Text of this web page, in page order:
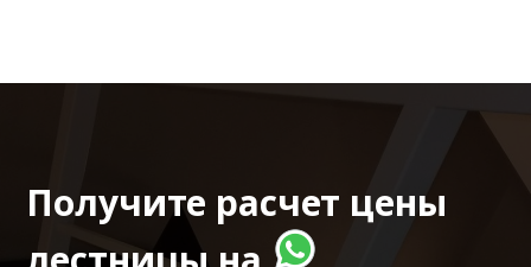
Получите расчет цены